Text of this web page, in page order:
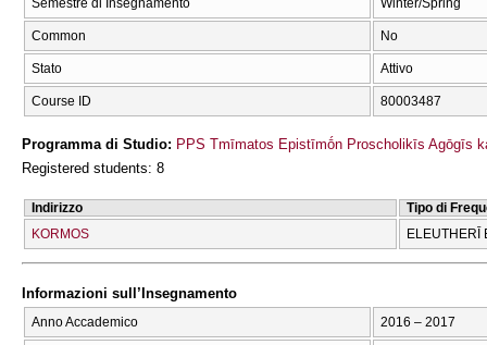
Semestre di Insegnamento Winter/Spring
Common No
Stato Attivo
Course ID 80003487
Programma di Studio: PPS Tmīmatos Epistīmṓn Proscholikīs Agōgīs
Registered students: 8
Indirizzo
Tipo di
KORMOS
ELEUTHERĪ
Informazioni sull’Insegnamento
Anno Accademico 2016 – 2017